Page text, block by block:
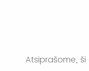
Atsiprašome,